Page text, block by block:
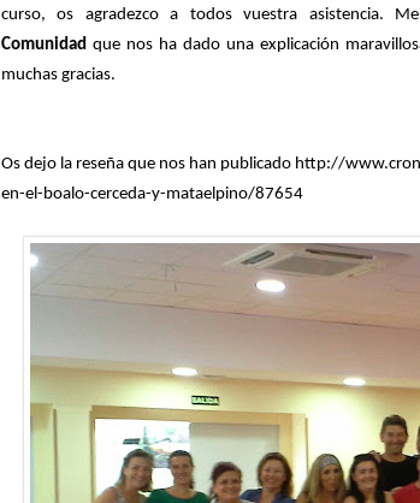
curso, os agradezco a todos vuestra asistencia.
Comunidad que nos ha dado una explicación
muchas gracias.
Os dejo la reseña que nos han publicado http://
en-el-boalo-cerceda-y-mataelpino/87654